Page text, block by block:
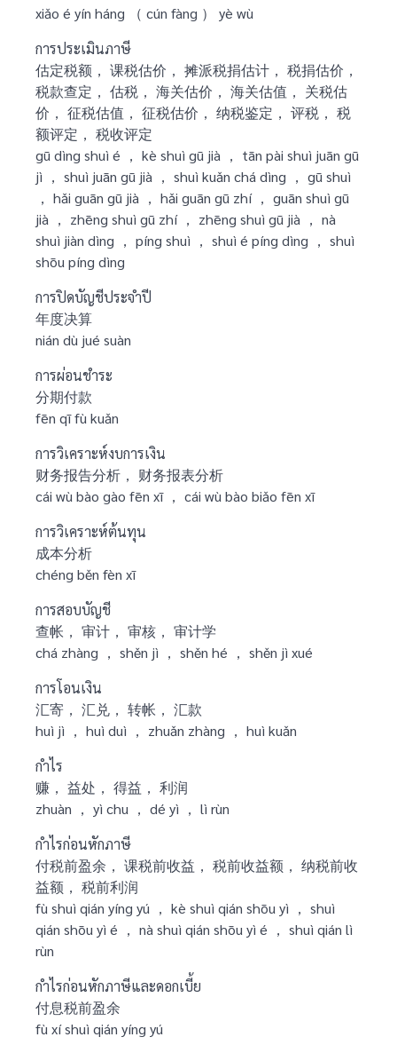
xiǎo é yín háng （ cún fàng ） yè wù
การประเมินภาษี
估定税额， 课税估价， 摊派税捐估计， 税捐估价，
税款查定， 估税， 海关估价， 海关估值， 关税估
价， 征税估值， 征税估价， 纳税鉴定， 评税， 税
额评定， 税收评定
gū dìng shuì é ， kè shuì gū jià ， tān pài shuì juān gū
jì ， shuì juān gū jià ， shuì kuǎn chá dìng ， gū shuì
， hǎi guān gū jià ， hǎi guān gū zhí ， guān shuì gū
jià ， zhēng shuì gū zhí ， zhēng shuì gū jià ， nà
shuì jiàn dìng ， píng shuì ， shuì é píng dìng ， shuì
shōu píng dìng
การปิดบัญชีประจำปี
年度决算
nián dù jué suàn
การผ่อนชำระ
分期付款
fēn qī fù kuǎn
การวิเคราะห์งบการเงิน
财务报告分析， 财务报表分析
cái wù bào gào fēn xī ， cái wù bào biǎo fēn xī
การวิเคราะห์ต้นทุน
成本分析
chéng běn fèn xī
การสอบบัญชี
查帐， 审计， 审核， 审计学
chá zhàng ， shěn jì ， shěn hé ， shěn jì xué
การโอนเงิน
汇寄， 汇兑， 转帐， 汇款
huì jì ， huì duì ， zhuǎn zhàng ， huì kuǎn
กำไร
赚， 益处， 得益， 利润
zhuàn ， yì chu ， dé yì ， lì rùn
กำไรก่อนหักภาษี
付税前盈余， 课税前收益， 税前收益额， 纳税前收
益额， 税前利润
fù shuì qián yíng yú ， kè shuì qián shōu yì ， shuì
qián shōu yì é ， nà shuì qián shōu yì é ， shuì qián lì
rùn
กำไรก่อนหักภาษีและดอกเบี้ย
付息税前盈余
fù xí shuì qián yíng yú